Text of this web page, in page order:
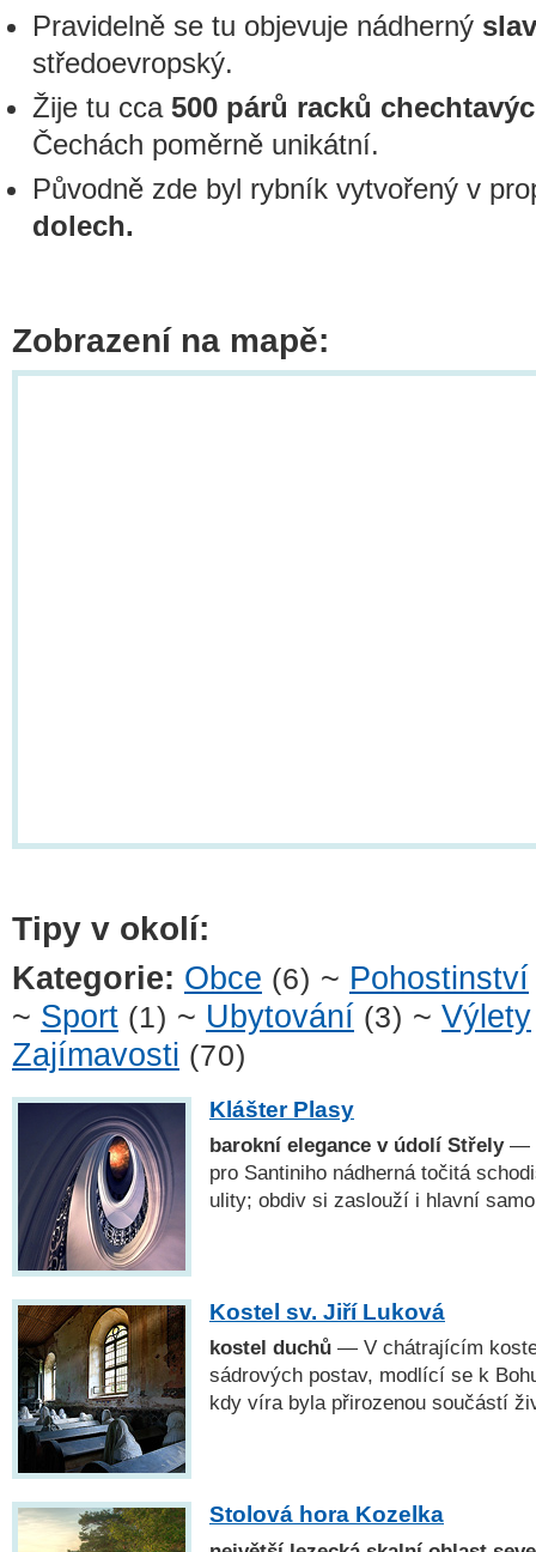
Pravidelně se tu objevuje nádherný
středoevropský.
Žije tu cca500 párů racků
Čechách poměrně unikátní.
Původně zde byl rybník vytvořený v
dolech.
Zobrazení na mapě:
Tipy v okolí:
Kategorie: Obce (6) ~ Pohostinství
~ Sport (1) ~ Ubytování (3) ~ Výlety
Zajímavosti (70)
Klášter Plasy
barokní elegance v údolí Střely—
pro Santiniho nádherná točitá
ulity; obdiv si zaslouží i hlavní
Kostel sv. Jiří Luková
kostel duchů — V chátrajícím
sádrových postav, modlící se k
kdy víra byla přirozenou součástí
Stolová hora Kozelka